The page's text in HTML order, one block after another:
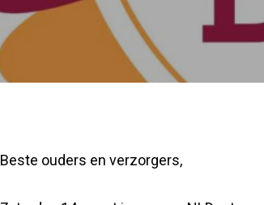
Beste ouders en verzorgers,